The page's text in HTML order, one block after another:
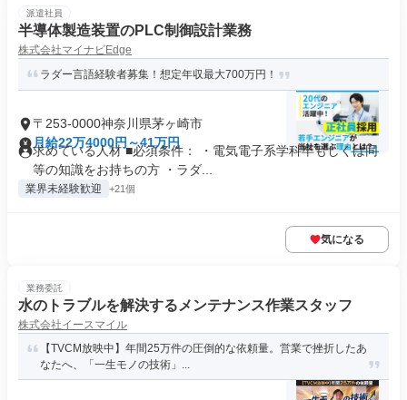
派遣社員
半導体製造装置のPLC制御設計業務
株式会社マイナビEdge
ラダー言語経験者募集！想定年収最大700万円！
〒253-0000神奈川県茅ヶ崎市
月給22万4000円～41万円
求めている人材 ■必須条件： ・電気電子系学科卒もしくは同
等の知識をお持ちの方 ・ラダ...
業界未経験歓迎 +21個
気になる
業務委託
水のトラブルを解決するメンテナンス作業スタッフ
株式会社イースマイル
【TVCM放映中】年間25万件の圧倒的な依頼量。営業で挫折したあ
なたへ、「一生モノの技術」...